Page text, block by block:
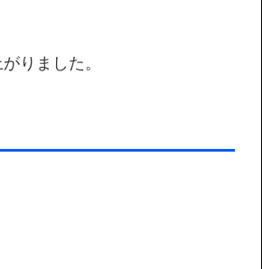
りました。